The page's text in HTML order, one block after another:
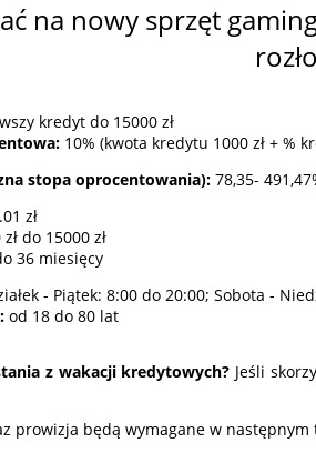
na nowy sprzęt
kredyt do 15000 zł
10% (kwota kredytu 1000 zł + %
stopa oprocentowania): 78,35-
zł
do 15000 zł
36 miesięcy
- Piątek: 8:00 dо 20:00; Sobota -
od 18 do 80 lat
z wakacji kredytowych? Jeśli
prowizja będą wymagane w